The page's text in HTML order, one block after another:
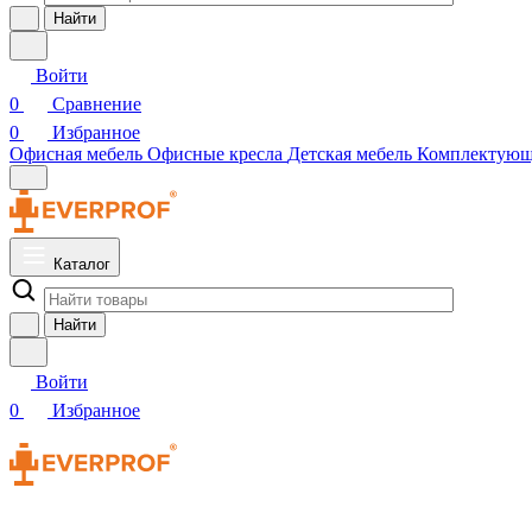
Найти
Войти
0
Сравнение
0
Избранное
Офисная мебель Офисные кресла Детская мебель
Каталог
Найти
Войти
0
Избранное